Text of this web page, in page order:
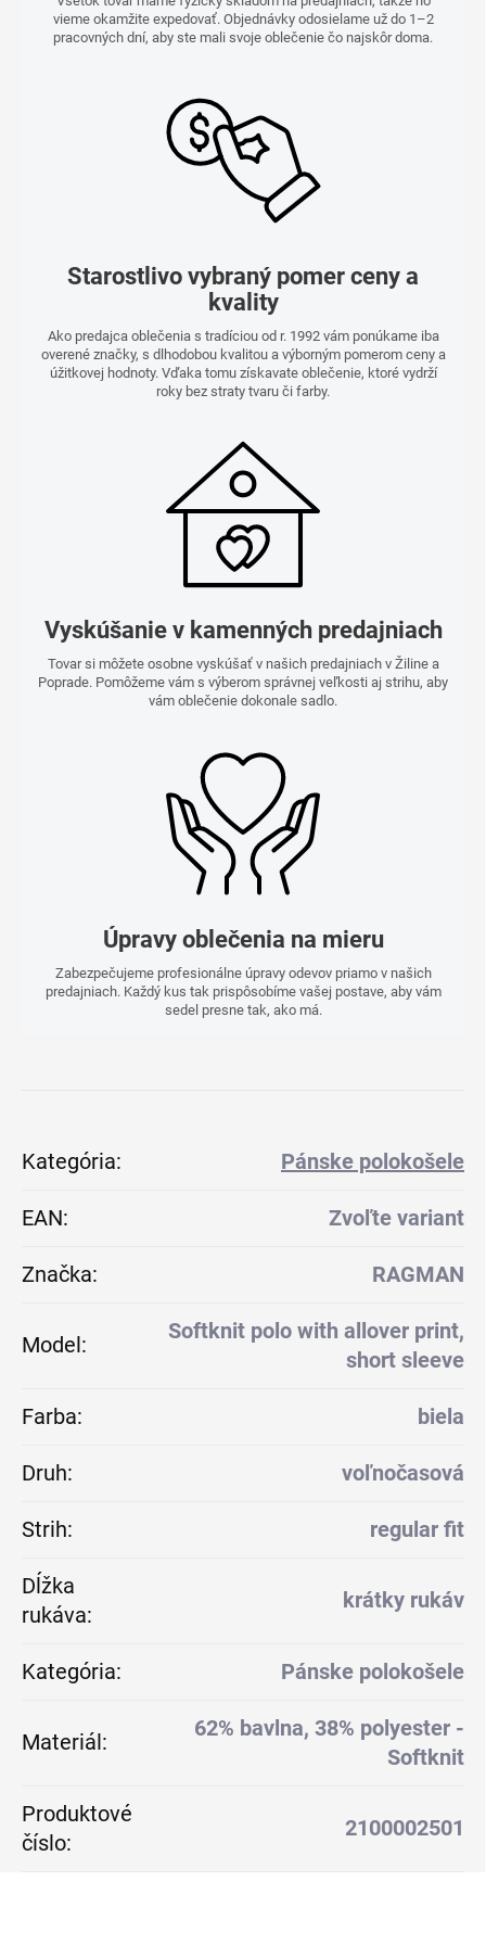
vieme okamžite expedovať. Objednávky odosielame už do 1–2
pracovných dní, aby ste mali svoje oblečenie čo najskôr doma.
Starostlivo vybraný pomer ceny a
kvality
Ako predajca oblečenia s tradíciou od r. 1992 vám ponúkame iba
overené značky, s dlhodobou kvalitou a výborným pomerom ceny a
úžitkovej hodnoty. Vďaka tomu získavate oblečenie, ktoré vydrží
roky bez straty tvaru či farby.
Vyskúšanie v kamenných predajniach
Tovar si môžete osobne vyskúšať v našich predajniach v Žiline a
Poprade. Pomôžeme vám s výberom správnej veľkosti aj strihu, aby
vám oblečenie dokonale sadlo.
Úpravy oblečenia na mieru
Zabezpečujeme profesionálne úpravy odevov priamo v našich
predajniach. Každý kus tak prispôsobíme vašej postave, aby vám
sedel presne tak, ako má.
Kategória: Pánske polokošele
EAN: Zvoľte variant
Značka: RAGMAN
Model:
Softknit polo with allover print,
short sleeve
Farba: biela
Druh: voľnočasová
Strih: regular fit
Dĺžka
rukáva:
krátky rukáv
Kategória: Pánske polokošele
Materiál:
62% bavlna, 38% polyester -
Softknit
Produktové
číslo:
2100002501